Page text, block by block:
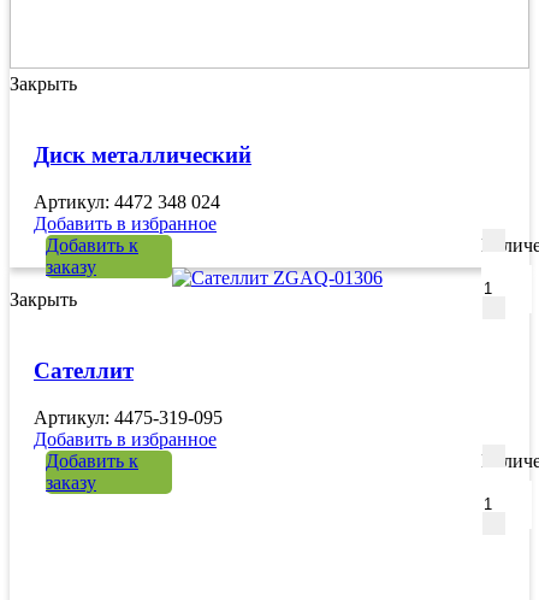
Закрыть
Диск металлический
Артикул: 4472 348 024
Добавить в избранное
Добавить к
заказу
Закрыть
Сателлит
Артикул: 4475-319-095
Добавить в избранное
Добавить к
заказу